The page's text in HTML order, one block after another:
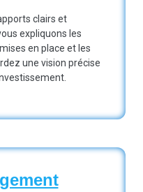
clairs et
expliquons les
en place et les
une vision précise